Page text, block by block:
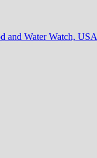
and Water Watch, USA